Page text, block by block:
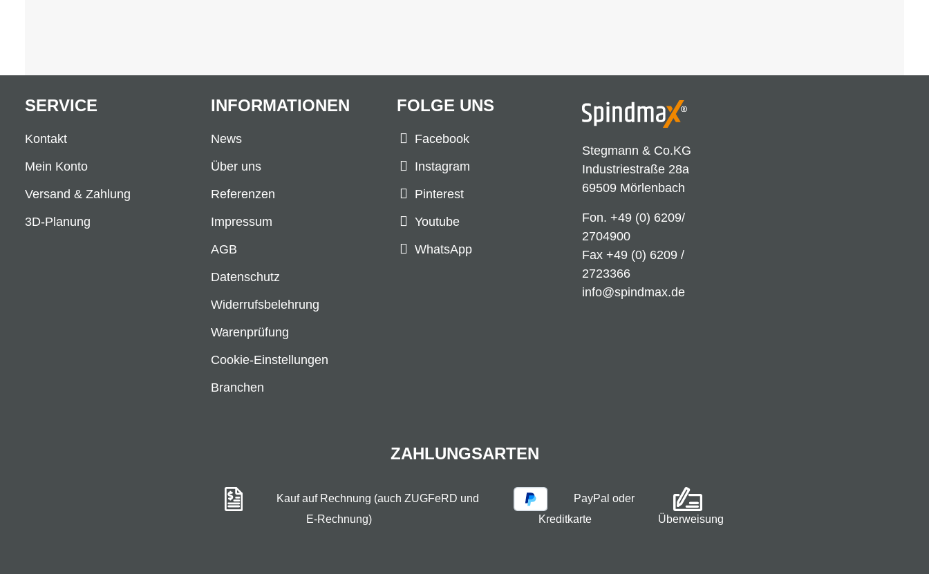
Stegmann & Co.KG
Industriestraße 28a
69509 Mörlenbach
Fon. +49 (0) 6209/
2704900
Fax +49 (0) 6209 /
2723366
info@spindmax.de
FOLGE UNS
Facebook
Instagram
Pinterest
Youtube
WhatsApp
SERVICE
Kontakt
Mein Konto
Versand & Zahlung
3D-Planung
INFORMATIONEN
News
Über uns
Referenzen
Impressum
AGB
Datenschutz
Widerrufsbelehrung
Warenprüfung
Cookie-Einstellungen
Branchen
ZAHLUNGSARTEN
Kauf auf Rechnung (auch ZUGFeRD und
E-Rechnung)
PayPal oder
Kreditkarte
Überweisung